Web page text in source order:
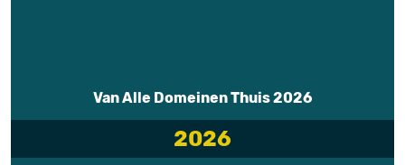
Van Alle Domeinen Thuis 2026
2026